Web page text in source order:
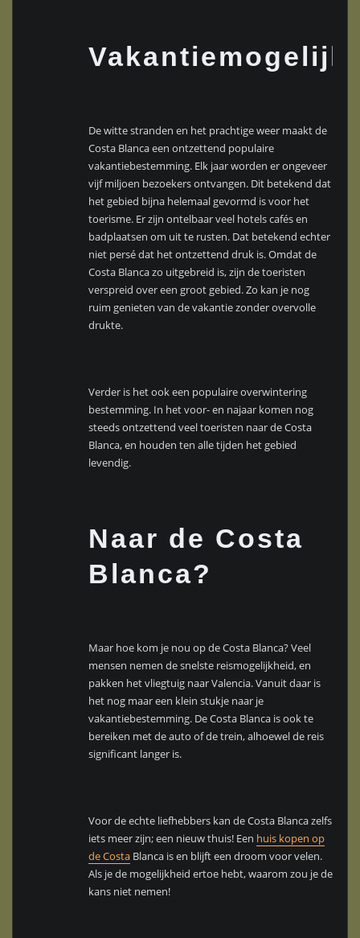
De witte stranden en het prachtige weer maakt de
Costa Blanca een ontzettend populaire
vakantiebestemming. Elk jaar worden er ongeveer
vijf miljoen bezoekers ontvangen. Dit betekend dat
het gebied bijna helemaal gevormd is voor het
toerisme. Er zijn ontelbaar veel hotels cafés en
badplaatsen om uit te rusten. Dat betekend echter
niet persé dat het ontzettend druk is. Omdat de
Costa Blanca zo uitgebreid is, zijn de toeristen
verspreid over een groot gebied. Zo kan je nog
ruim genieten van de vakantie zonder overvolle
drukte.
Verder is het ook een populaire overwintering
bestemming. In het voor- en najaar komen nog
steeds ontzettend veel toeristen naar de Costa
Blanca, en houden ten alle tijden het gebied
levendig.
Naar de Costa
Blanca?
Maar hoe kom je nou op de Costa Blanca? Veel
mensen nemen de snelste reismogelijkheid, en
pakken het vliegtuig naar Valencia. Vanuit daar is
het nog maar een klein stukje naar je
vakantiebestemming. De Costa Blanca is ook te
bereiken met de auto of de trein, alhoewel de reis
significant langer is.
Voor de echte liefhebbers kan de Costa Blanca zelfs
iets meer zijn; een nieuw thuis! Een huis kopen op
de Costa Blanca is en blijft een droom voor velen.
Als je de mogelijkheid ertoe hebt, waarom zou je de
kans niet nemen!